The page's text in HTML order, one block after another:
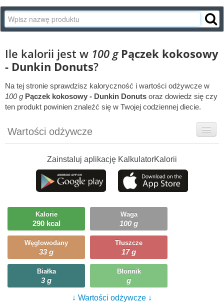
Ile kalorii jest w 100 g Pączek kokosowy
- Dunkin Donuts?
Na tej stronie sprawdzisz kaloryczność i wartości odżywcze w
100 g Pączek kokosowy - Dunkin Donuts oraz dowiedz się czy
ten produkt powinien znaleźć się w Twojej codziennej diecie.
Wartości odżywcze
Ciekawostki
Ile możesz zjeść?
Zainstaluj aplikację KalkulatorKalorii
Kalorie
290 kcal
Waga
100 g
Węglowodany
33 g
Tłuszcze
17 g
Białka
3 g
Błonnik
g
↓ Wartości odżywcze ↓